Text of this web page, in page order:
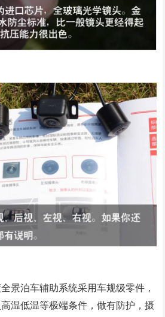
景泊车辅助系统采用车规级零件，
温低温等极端条件，做有防护，摄